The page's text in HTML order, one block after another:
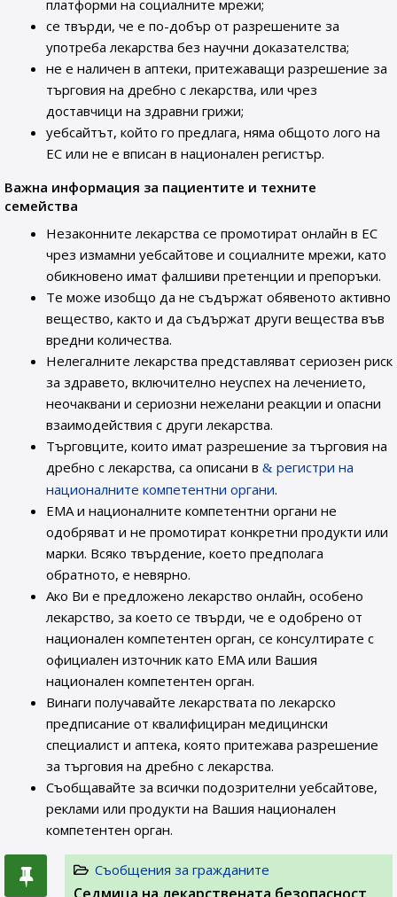
платформи на социалните мрежи;
се твърди, че е по-добър от разрешените за
употреба лекарства без научни доказателства;
не е наличен в аптеки, притежаващи разрешение за
търговия на дребно с лекарства, или чрез
доставчици на здравни грижи;
уебсайтът, който го предлага, няма общото лого на
ЕС или не е вписан в национален регистър.
Важна информация за пациентите и техните
семейства
Незаконните лекарства се промотират онлайн в ЕС
чрез измамни уебсайтове и социалните мрежи, като
обикновено имат фалшиви претенции и препоръки.
Те може изобщо да не съдържат обявеното активно
вещество, както и да съдържат други вещества във
вредни количества.
Нелегалните лекарства представляват сериозен риск
за здравето, включително неуспех на лечението,
неочаквани и сериозни нежелани реакции и опасни
взаимодействия с други лекарства.
Търговците, които имат разрешение за търговия на
дребно с лекарства, са описани в
регистри на
националните компетентни органи.
ЕМА и националните компетентни органи не
одобряват и не промотират конкретни продукти или
марки. Всяко твърдение, което предполага
обратното, е невярно.
Ако Ви е предложено лекарство онлайн, особено
лекарство, за което се твърди, че е одобрено от
национален компетентен орган, се консултирате с
официален източник като ЕМА или Вашия
национален компетентен орган.
Винаги получавайте лекарствата по лекарско
предписание от квалифициран медицински
специалист и аптека, която притежава разрешение
за търговия на дребно с лекарства.
Съобщавайте за всички подозрителни уебсайтове,
реклами или продукти на Вашия национален
компетентен орган.
Съобщения за гражданите